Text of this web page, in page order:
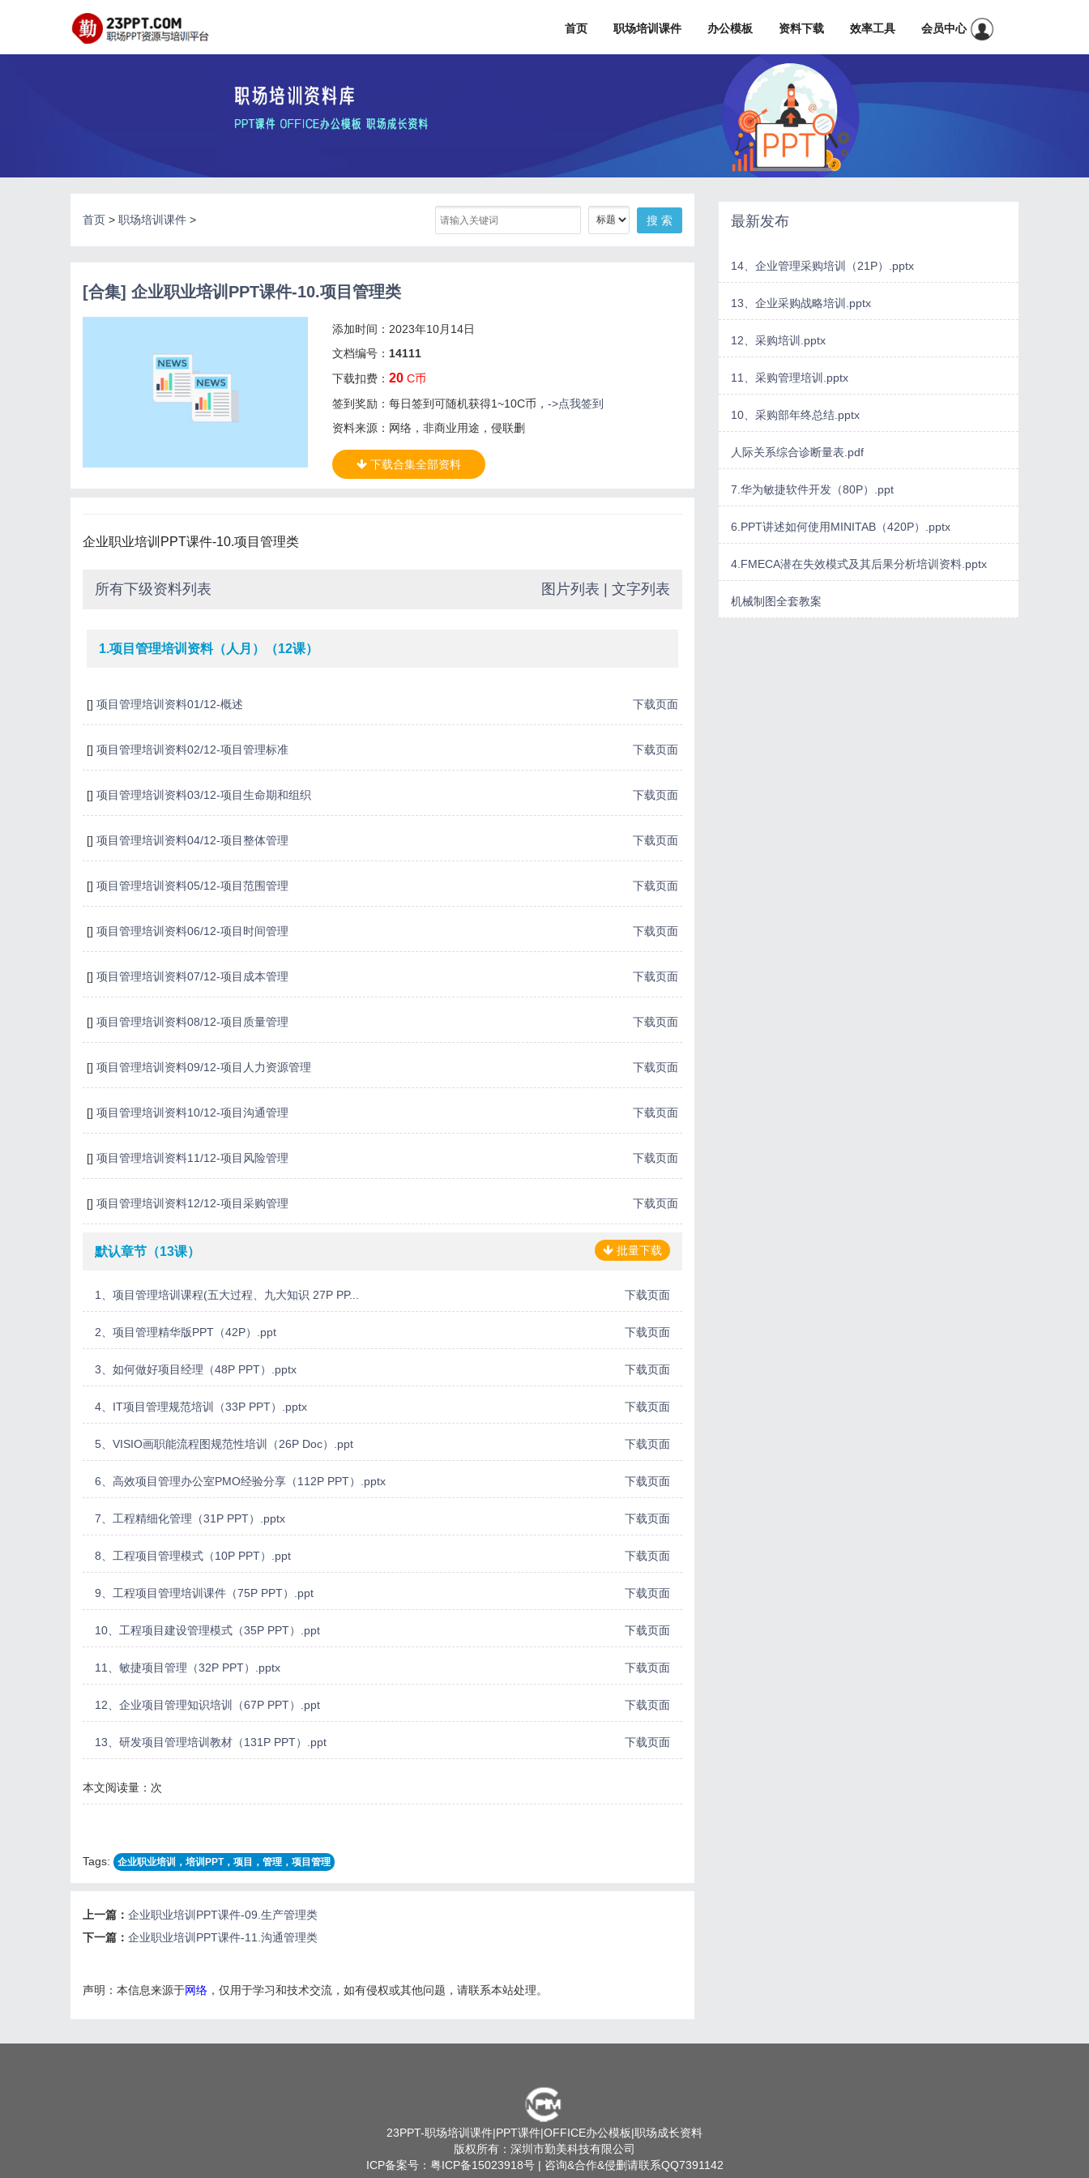
首页 职场培训课件 办公模板 资料下载 效率工具 会员中心
首页 > 职场培训课件 >
[合集] 企业职业培训PPT课件-10.项目管理类
添加时间：2023年10月14日
文档编号： 14111
下载扣费：20 C币
签到奖励：每日签到可随机获得1~10C币，->点我签到
资料来源：网络，非商业用途，侵联删
下载合集全部资料
企业职业培训PPT课件-10.项目管理类
所有下级资料列表 图片列表 文字列表
1.项目管理培训资料（人月）（12课）
[] 项目管理培训资料01/12-概述 下载页面
[] 项目管理培训资料02/12-项目管理标准 下载页面
[] 项目管理培训资料03/12-项目生命期和组织 下载页面
[] 项目管理培训资料04/12-项目整体管理 下载页面
[] 项目管理培训资料05/12-项目范围管理 下载页面
[] 项目管理培训资料06/12-项目时间管理 下载页面
[] 项目管理培训资料07/12-项目成本管理 下载页面
[] 项目管理培训资料08/12-项目质量管理 下载页面
[] 项目管理培训资料09/12-项目人力资源管理 下载页面
[] 项目管理培训资料10/12-项目沟通管理 下载页面
[] 项目管理培训资料11/12-项目风险管理 下载页面
[] 项目管理培训资料12/12-项目采购管理 下载页面
默认章节（13课） 批量下载
1、项目管理培训课程(五大过程、九大知识 27P PP... 下载页面
2、项目管理精华版PPT（42P）.ppt 下载页面
3、如何做好项目经理（48P PPT）.pptx 下载页面
4、IT项目管理规范培训（33P PPT）.pptx 下载页面
5、VISIO画职能流程图规范性培训（26P Doc）.ppt 下载页面
6、高效项目管理办公室PMO经验分享（112P PPT）.pptx 下载页面
7、工程精细化管理（31P PPT）.pptx 下载页面
8、工程项目管理模式（10P PPT）.ppt 下载页面
9、工程项目管理培训课件（75P PPT）.ppt 下载页面
10、工程项目建设管理模式（35P PPT）.ppt 下载页面
11、敏捷项目管理（32P PPT）.pptx 下载页面
12、企业项目管理知识培训（67P PPT）.ppt 下载页面
13、研发项目管理培训教材（131P PPT）.ppt 下载页面
本文阅读量： 次
Tags: 企业职业培训，培训PPT，项目，管理，项目管理
上一篇： 企业职业培训PPT课件-09.生产管理类
下一篇： 企业职业培训PPT课件-11.沟通管理类
声明：本信息来源于网络 ，仅用于学习和技术交流，如有侵权或其他问题，请联系本站处理。
最新发布
14、企业管理采购培训（21P）.pptx
13、企业采购战略培训.pptx
12、采购培训.pptx
11、采购管理培训.pptx
10、采购部年终总结.pptx
人际关系综合诊断量表.pdf
7.华为敏捷软件开发（80P）.ppt
6.PPT讲述如何使用MINITAB（420P）.pptx
4.FMECA潜在失效模式及其后果分析培训资料.pptx
机械制图全套教案
23PPT-职场培训课件|PPT课件|OFFICE办公模板|职场成长资料
版权所有：深圳市勤美科技有限公司
ICP备案号： 粤ICP备15023918号| 咨询&合作&侵删请联系QQ7391142